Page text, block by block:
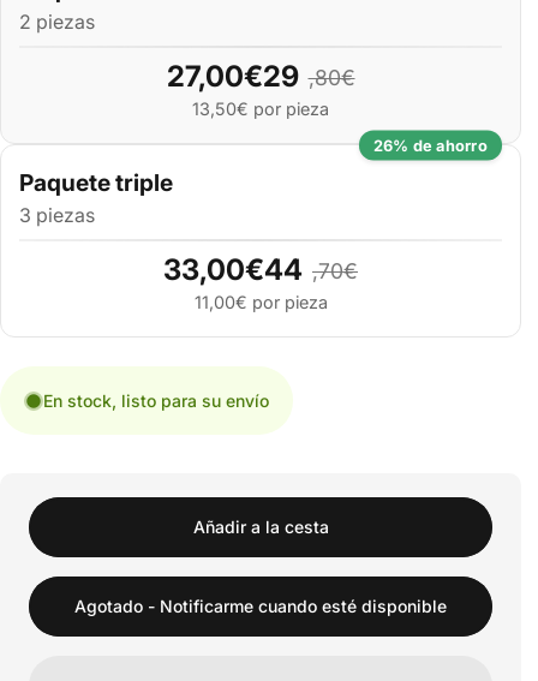
2 piezas
27,00€29 ,80€
13,50€ por pieza
26% de ahorro
Paquete triple
3 piezas
33,00€44 ,70€
11,00€ por pieza
En stock, listo para su envío
Añadir a la cesta
Agotado - Notificarme cuando esté disponible